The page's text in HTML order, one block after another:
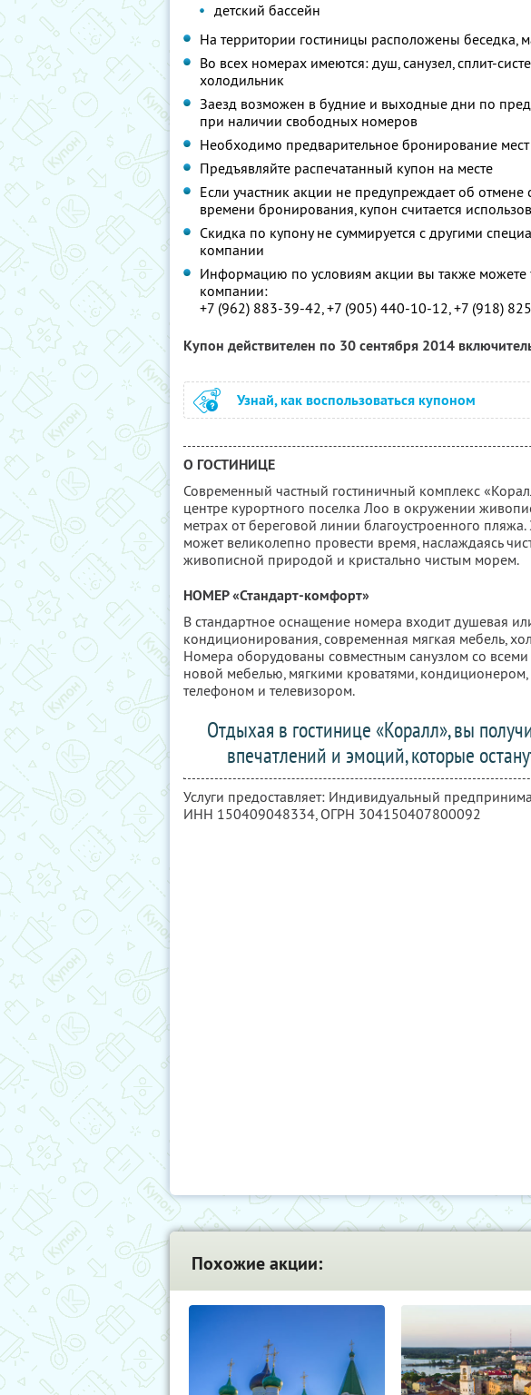
детский бассейн
На территории гостиницы расположены беседка,
Во всех номерах имеются: душ, санузел, сплит-
холодильник
Заезд возможен в будние и выходные дни по
при наличии свободных номеров
Необходимо предварительное бронирование
Предъявляйте распечатанный купон на месте
Если участник акции не предупреждает об отмене
времени бронирования, купон считается
Скидка по купону не суммируется с другими
компании
Информацию по условиям акции вы также можете
компании:
+7 (962) 883-39-42, +7 (905) 440-10-12, +7 (918)
Купон действителен по 30 сентября 2014
Узнай, как воспользоваться купоном
О ГОСТИНИЦЕ
Современный частный гостиничный комплекс
центре курортного поселка Лоо в окружении
метрах от береговой линии благоустроенного
может великолепно провести время, наслаждаясь
живописной природой и кристально чистым морем.
НОМЕР «Стандарт-комфорт»
В стандартное оснащение номера входит душевая
кондиционирования, современная мягкая мебель,
Номера оборудованы совместным санузлом со
новой мебелью, мягкими кроватями,
телефоном и телевизором.
Отдыхая в гостинице «Коралл», вы
впечатлений и эмоций, которые
Услуги предоставляет: Индивидуальный
ИНН 150409048334, ОГРН 304150407800092
Похожие акции: